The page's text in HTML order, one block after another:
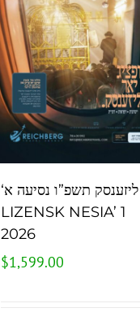
‘ליזענסק תשפ”ו נסיעה א
LIZENSK NESIA’ 1
2026
$1,599.00